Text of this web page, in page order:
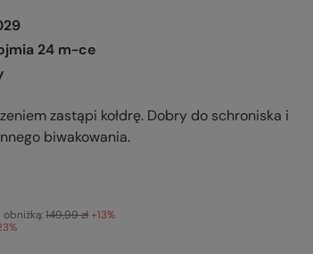
24 m-ce
zastąpi kołdrę. Dobry do schroniska i
biwakowania.
obniżką:149,99 zł +13%